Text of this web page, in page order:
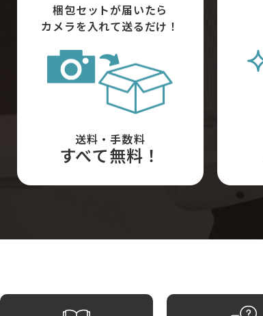
梱包セットが届いたら
カメラを入れて送るだけ！
送料・手数料
すべて無料！